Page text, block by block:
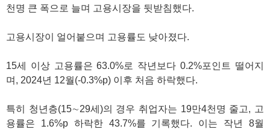
천명 큰 폭으로 늘며 고용시장을 뒷받침했다.
고용시장이 얼어붙으며 고용률도 낮아졌다.
15세 이상 고용률은 63.0%로 작년보다 0.2%포인트 떨어지
며, 2024년 12월(-0.3%p) 이후 처음 하락했다.
특히 청년층(15∼29세)의 경우 취업자는 19만4천명 줄고, 고
용률은 1.6%p 하락한 43.7%를 기록했다. 이는 작년 8월